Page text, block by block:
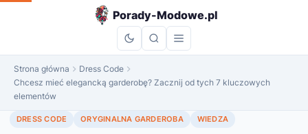
do
Porady-Modowe.pl
Strona główna
Dress Code
Chcesz mieć elegancką garderobę? Zacznij od tych 7 kluczowych
elementów
DRESS CODE ORYGINALNA GARDEROBA WIEDZA